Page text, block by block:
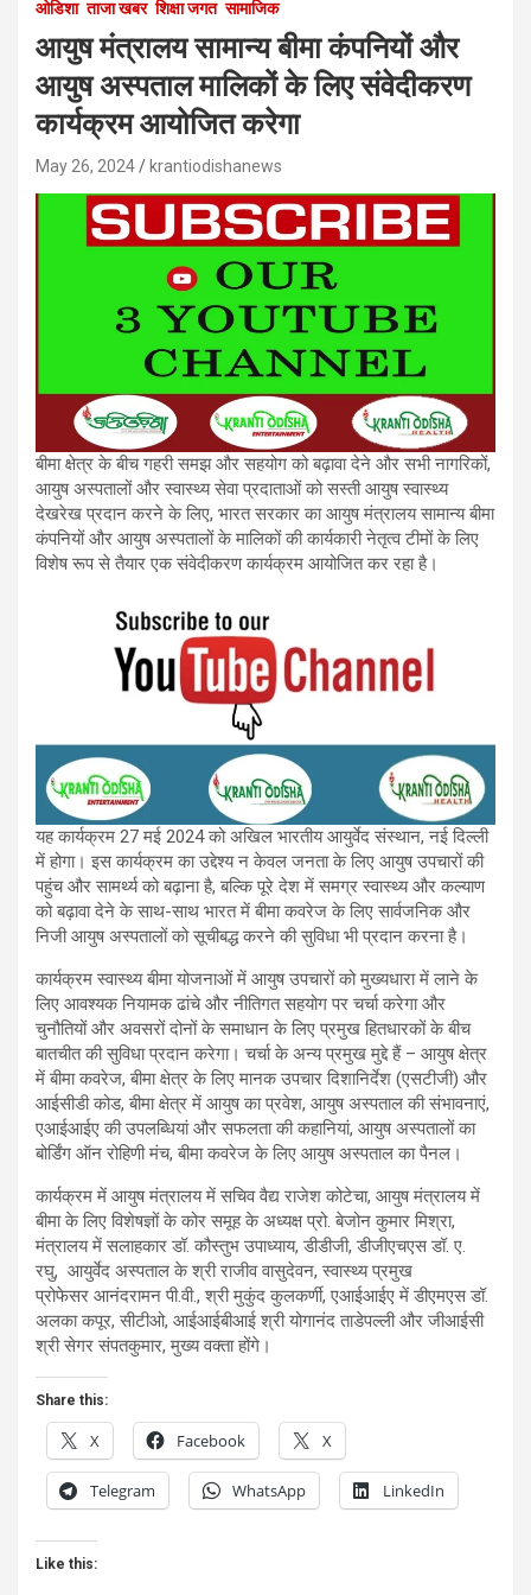
ओडिशा ताजा खबर शिक्षा जगत सामाजिक
आयुष मंत्रालय सामान्य बीमा कंपनियों और
आयुष अस्पताल मालिकों के लिए संवेदीकरण
कार्यक्रम आयोजित करेगा
May 26, 2024 krantiodishanews
बीमा क्षेत्र के बीच गहरी समझ और सहयोग को बढ़ावा देने और सभी नागरिकों,
आयुष अस्पतालों और स्वास्थ्य सेवा प्रदाताओं को सस्ती आयुष स्वास्थ्य
देखरेख प्रदान करने के लिए, भारत सरकार का आयुष मंत्रालय सामान्य बीमा
कंपनियों और आयुष अस्पतालों के मालिकों की कार्यकारी नेतृत्व टीमों के लिए
विशेष रूप से तैयार एक संवेदीकरण कार्यक्रम आयोजित कर रहा है।
यह कार्यक्रम 27 मई 2024 को अखिल भारतीय आयुर्वेद संस्थान, नई दिल्ली
में होगा। इस कार्यक्रम का उद्देश्य न केवल जनता के लिए आयुष उपचारों की
पहुंच और सामर्थ्य को बढ़ाना है, बल्कि पूरे देश में समग्र स्वास्थ्य और कल्याण
को बढ़ावा देने के साथ-साथ भारत में बीमा कवरेज के लिए सार्वजनिक और
निजी आयुष अस्पतालों को सूचीबद्ध करने की सुविधा भी प्रदान करना है।
कार्यक्रम स्वास्थ्य बीमा योजनाओं में आयुष उपचारों को मुख्यधारा में लाने के
लिए आवश्यक नियामक ढांचे और नीतिगत सहयोग पर चर्चा करेगा और
चुनौतियों और अवसरों दोनों के समाधान के लिए प्रमुख हितधारकों के बीच
बातचीत की सुविधा प्रदान करेगा। चर्चा के अन्य प्रमुख मुद्दे हैं – आयुष क्षेत्र
में बीमा कवरेज, बीमा क्षेत्र के लिए मानक उपचार दिशानिर्देश (एसटीजी) और
आईसीडी कोड, बीमा क्षेत्र में आयुष का प्रवेश, आयुष अस्पताल की संभावनाएं,
एआईआईए की उपलब्धियां और सफलता की कहानियां, आयुष अस्पतालों का
बोर्डिंग ऑन रोहिणी मंच, बीमा कवरेज के लिए आयुष अस्पताल का पैनल।
कार्यक्रम में आयुष मंत्रालय में सचिव वैद्य राजेश कोटेचा, आयुष मंत्रालय में
बीमा के लिए विशेषज्ञों के कोर समूह के अध्यक्ष प्रो. बेजोन कुमार मिश्रा,
मंत्रालय में सलाहकार डॉ. कौस्तुभ उपाध्याय, डीडीजी, डीजीएचएस डॉ. ए.
रघु, आयुर्वेद अस्पताल के श्री राजीव वासुदेवन, स्वास्थ्य प्रमुख
प्रोफेसर आनंदरामन पी.वी., श्री मुकुंद कुलकर्णी, एआईआईए में डीएमएस डॉ.
अलका कपूर, सीटीओ, आईआईबीआई श्री योगानंद ताडेपल्ली और जीआईसी
श्री सेगर संपतकुमार, मुख्य वक्ता होंगे।
Share this:
X Facebook X
Telegram WhatsApp LinkedIn
Like this: